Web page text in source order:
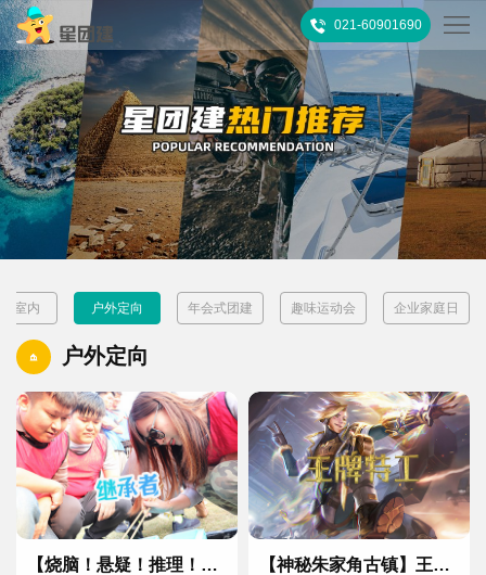
021-60901690
首
页
热
门
推
所
有
客
室内 户外定向 年会式团建 趣味运动会 企业家庭日
户外定向
【烧脑！悬疑！推理！】继承者主题1天... 【神秘朱家角古镇】王牌特工定向团建